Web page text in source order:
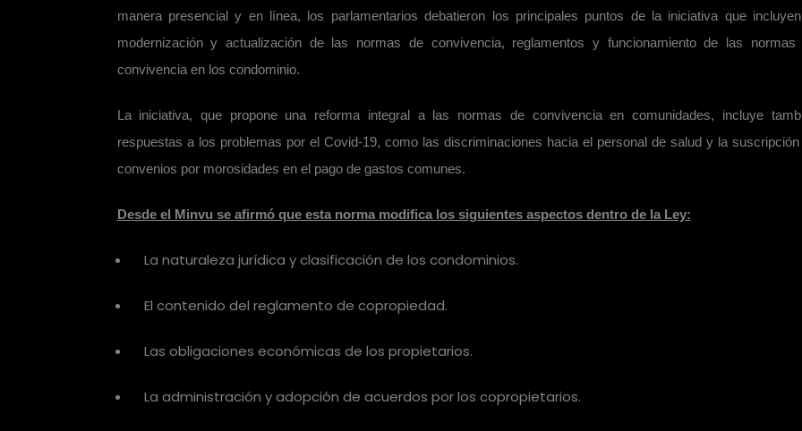
manera presencial y en línea, los parlamentarios debatieron los principales puntos de la iniciativa que
modernización y actualización de las normas de convivencia, reglamentos y funcionamiento de las normas
convivencia en los condominio.
La iniciativa, que propone una reforma integral a las normas de convivencia en comunidades, incluye
respuestas a los problemas por el Covid-19, como las discriminaciones hacia el personal de salud y la suscripción
convenios por morosidades en el pago de gastos comunes.
Desde el Minvu se afirmó que esta norma modifica los siguientes aspectos dentro de la Ley:
La naturaleza jurídica y clasificación de los condominios.
El contenido del reglamento de copropiedad.
Las obligaciones económicas de los propietarios.
La administración y adopción de acuerdos por los copropietarios.